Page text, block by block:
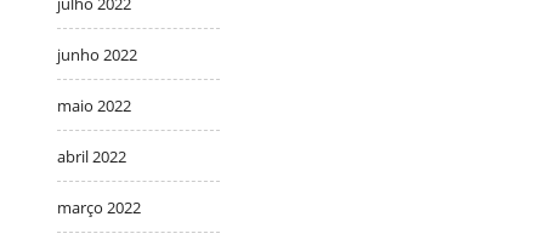
junho 2022
maio 2022
abril 2022
março 2022